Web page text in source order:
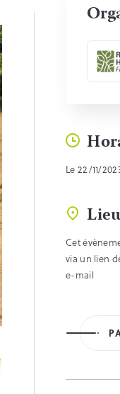
Le 22/11/
Lieu
Cet
via un lien
e-mail